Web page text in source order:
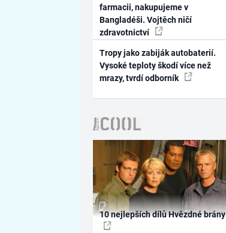
farmacii, nakupujeme v
Bangladéši. Vojtěch ničí
zdravotnictví
Tropy jako zabiják autobaterií.
Vysoké teploty škodí více než
mrazy, tvrdí odborník
10 nejlepších dílů Hvězdné brány